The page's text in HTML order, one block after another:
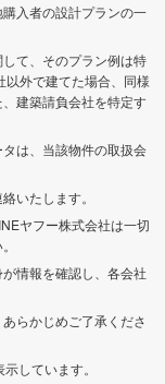
入者の設計プランの一
て、そのプラン例は特
以外で建てた場合、同様
建築請負会社を特定す
は、当該物件の取扱会
いたします。
ヤフー株式会社は一切
情報を確認し、各会社
らかじめご了承くださ
しています。